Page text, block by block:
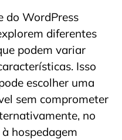
do WordPress
diferentes
podem variar
Isso
escolher uma
sem comprometer
no
hospedagem